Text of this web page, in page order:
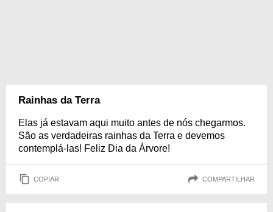
Rainhas da Terra
Elas já estavam aqui muito antes de nós chegarmos.
São as verdadeiras rainhas da Terra e devemos
contemplá-las! Feliz Dia da Árvore!
COPIAR COMPARTILHAR